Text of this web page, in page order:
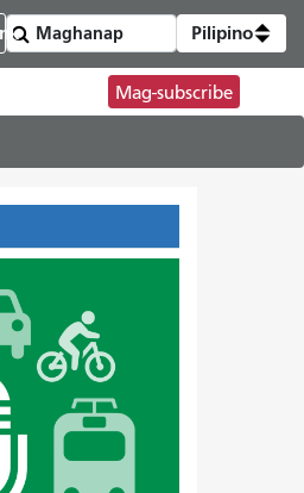
Pilipino
Mag-subscribe